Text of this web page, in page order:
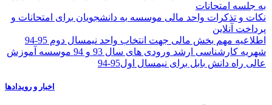
به جلسه امتحانات
نکات و تذکرات واحد مالی موسسه به دانشجویان برای امتحانات و
پرداخت آنلاین
اطلاعیه مهم بخش مالی جهت انتخاب واحد نیمسال دوم 95-94
شهریه کارشناسی ارشد ورودی های سال 93 و 94 موسسه آموزش
عالی راه دانش بابل برای نیمسال اول95-94
اخبار و رویدادها